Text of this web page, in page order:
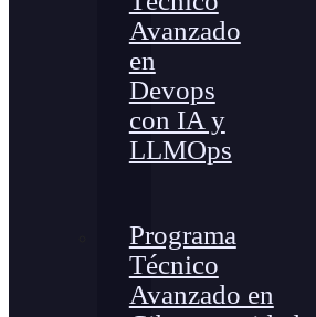
Avanzado
en
Devops
con IA y
LLMOps
Programa
Técnico
Avanzado en